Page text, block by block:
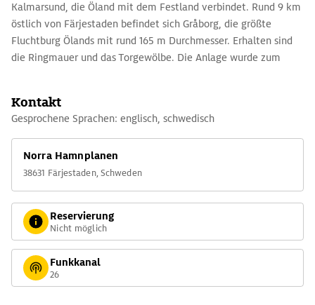
Kalmarsund, die Öland mit dem Festland verbindet. Rund 9 km
östlich von Färjestaden befindet sich Gråborg, die größte
Fluchtburg Ölands mit rund 165 m Durchmesser. Erhalten sind
die Ringmauer und das Torgewölbe. Die Anlage wurde zum
Kontakt
Gesprochene Sprachen: englisch, schwedisch
Norra Hamnplanen
38631 Färjestaden, Schweden
Reservierung
Nicht möglich
Funkkanal
26